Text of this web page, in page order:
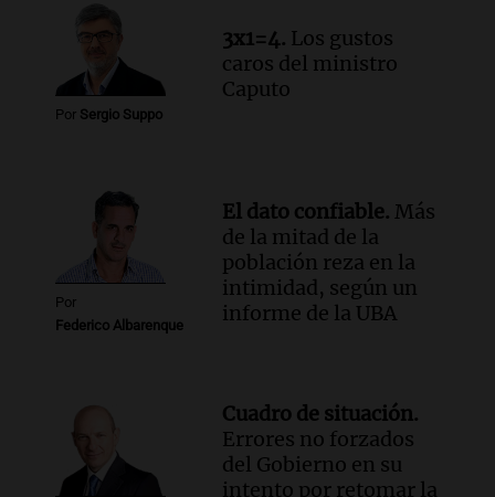
Episodios
Por Sergio Suppo
3x1=4. Los gustos
caros del ministro
Caputo
Por
Federico Albarenque
El dato confiable. Más
de la mitad de la
población reza en la
intimidad, según un
informe de la UBA
Cuadro de situación.
Errores no forzados
del Gobierno en su
intento por retomar la